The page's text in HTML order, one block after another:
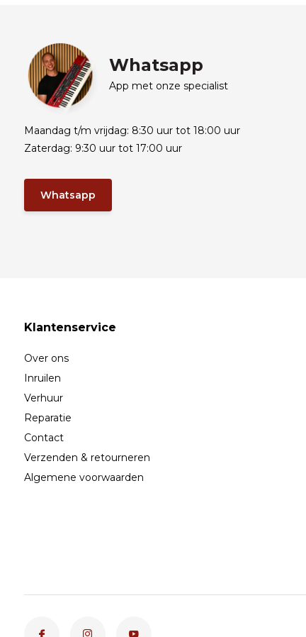
Whatsapp
App met onze specialist
Maandag t/m vrijdag: 8:30 uur tot 18:00 uur
Zaterdag: 9:30 uur tot 17:00 uur
Whatsapp
Klantenservice
Over ons
Inruilen
Verhuur
Reparatie
Contact
Verzenden & retourneren
Algemene voorwaarden